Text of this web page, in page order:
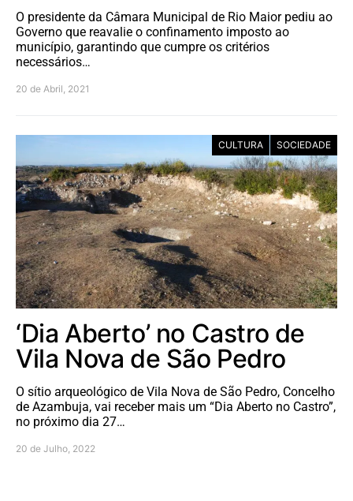
O presidente da Câmara Municipal de Rio Maior pediu ao
Governo que reavalie o confinamento imposto ao
município, garantindo que cumpre os critérios
necessários…
20 de Abril, 2021
CULTURA SOCIEDADE
‘Dia Aberto’ no Castro de
Vila Nova de São Pedro
O sítio arqueológico de Vila Nova de São Pedro, Concelho
de Azambuja, vai receber mais um “Dia Aberto no Castro”,
no próximo dia 27…
20 de Julho, 2022